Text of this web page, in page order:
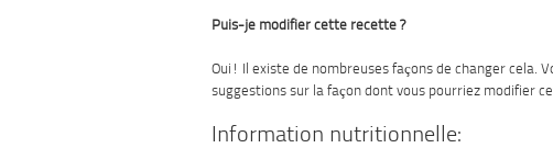
Puis-je modifier cette recette ?
Oui! Il existe de nombreuses façons de changer cela.
suggestions sur la façon dont vous pourriez modifier
Information nutritionnelle: